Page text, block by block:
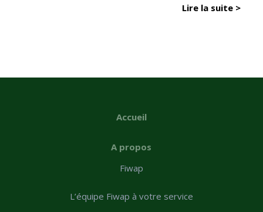
Lire la suite >
Accueil
A propos
Fiwap
L’équipe Fiwap à votre service